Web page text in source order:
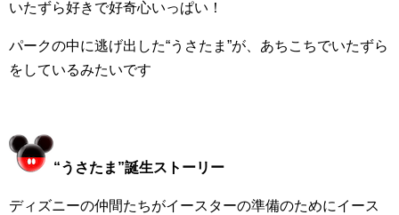
いたずら好きで好奇心いっぱい！
パークの中に逃げ出した“うさたま”が、あちこちでいたずら
をしているみたいです
“うさたま”誕生ストーリー
ディズニーの仲間たちがイースターの準備のためにイース